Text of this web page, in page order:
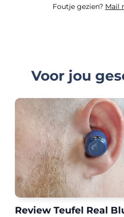
Foutje gezien? Mail
Voor jou
Review Teufel Real